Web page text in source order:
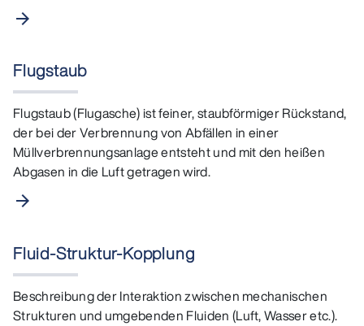
arrow_forward
Flugstaub
Flugstaub (Flugasche) ist feiner, staubförmiger Rückstand,
der bei der Verbrennung von Abfällen in einer
Müllverbrennungsanlage entsteht und mit den heißen
Abgasen in die Luft getragen wird.
arrow_forward
Fluid-Struktur-Kopplung
Beschreibung der Interaktion zwischen mechanischen
Strukturen und umgebenden Fluiden (Luft, Wasser etc.).